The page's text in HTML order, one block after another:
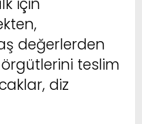
değerlerden
teslim
diz